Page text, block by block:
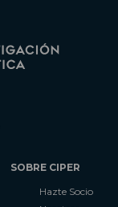
SOBRE CIPER
Hazte Socio